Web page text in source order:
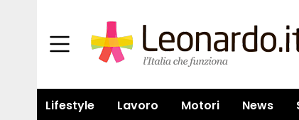
Lifestyle Lavoro Motori News